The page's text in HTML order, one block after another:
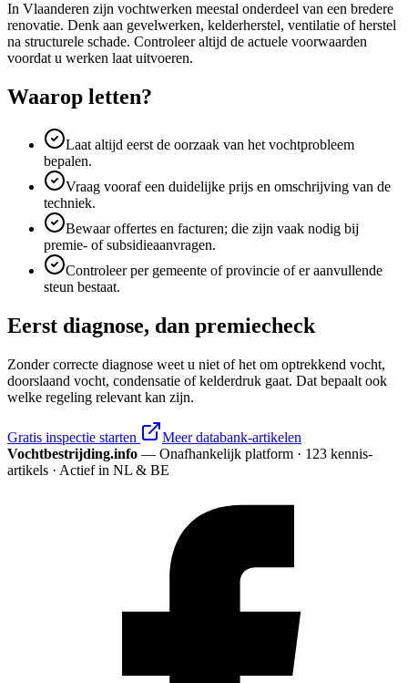
In Vlaanderen zijn vochtwerken meestal onderdeel van een bredere
renovatie. Denk aan gevelwerken, kelderherstel, ventilatie of herstel
na structurele schade. Controleer altijd de actuele voorwaarden
voordat u werken laat uitvoeren.
Waarop letten?
Laat altijd eerst de oorzaak van het vochtprobleem
bepalen.
Vraag vooraf een duidelijke prijs en omschrijving van de
techniek.
Bewaar offertes en facturen; die zijn vaak nodig bij
premie- of subsidieaanvragen.
Controleer per gemeente of provincie of er aanvullende
steun bestaat.
Eerst diagnose, dan premiecheck
Zonder correcte diagnose weet u niet of het om optrekkend vocht,
doorslaand vocht, condensatie of kelderdruk gaat. Dat bepaalt ook
welke regeling relevant kan zijn.
Gratis inspectie starten
Meer databank-artikelen
Vochtbestrijding.info — Onafhankelijk platform · 123 kennis­
artikels · Actief in NL & BE